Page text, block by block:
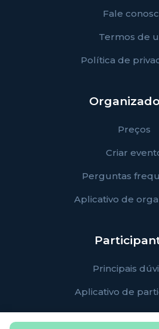
Fale
Termos de
Política de
Preços
Criar
Perguntas
Aplicativo de
Principais
Aplicativo de